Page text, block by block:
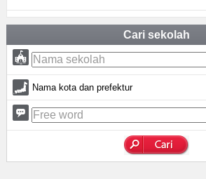
Cari sekolah
Nama kota dan prefektur